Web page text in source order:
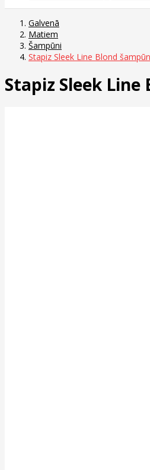
Galvenā
Matiem
Šampūni
Stapiz Sleek Line Blond
Stapiz Sleek